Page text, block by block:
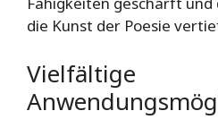
die Kunst der Poesie
Vielfältige